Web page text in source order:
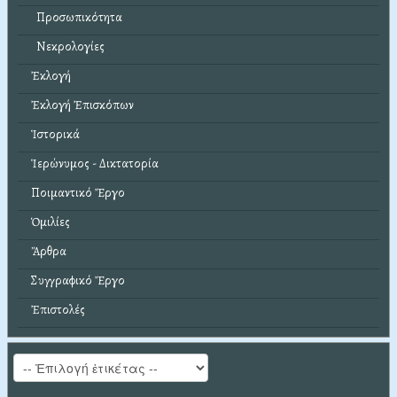
Προσωπικότητα
Νεκρολογίες
Ἐκλογή
Ἐκλογή Ἐπισκόπων
Ἱστορικά
Ἱερώνυμος - Δικτατορία
Ποιμαντικό Ἔργο
Ὁμιλίες
Ἄρθρα
Συγγραφικό Ἔργο
Ἐπιστολές